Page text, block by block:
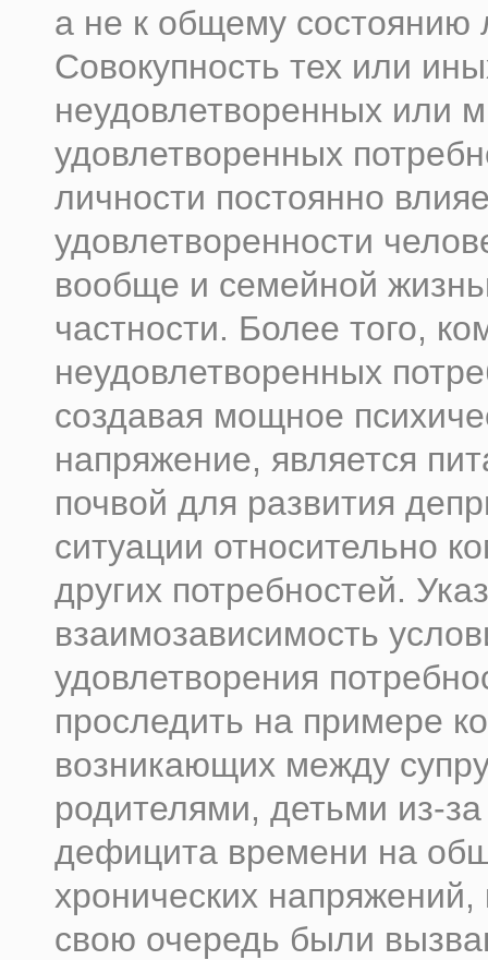
а не к общему состоянию
Совокупность тех или
неудовлетворенных или
удовлетворенных
личности постоянно
удовлетворенности
вообще и семейной
частности. Более того,
неудовлетворенных
создавая мощное
напряжение, является
почвой для развития
ситуации относительно
других потребностей.
взаимозависимость
удовлетворения
проследить на примере
возникающих между
родителями, детьми из-за
дефицита времени на
хронических напряжений,
свою очередь были